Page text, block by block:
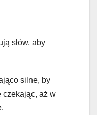
słów, aby
silne, by
aż w